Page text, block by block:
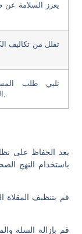
يعزز السلامة عن
تقلل من تكاليف
تلبي طلب
يعد الحفاظ على
باستخدام النهج
قم بتنظيف المقلاة
قم بإزالة السلة